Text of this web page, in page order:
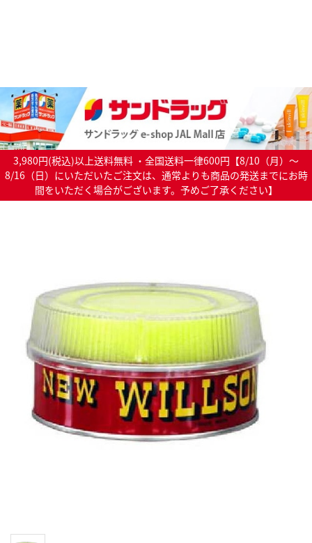
3,980円(税込)以上送料無料 ・全国送料一律600円【8/10（月）～
8/16（日）にいただいたご注文は、通常よりも商品の発送までにお時
間をいただく場合がございます。予めご了承ください】